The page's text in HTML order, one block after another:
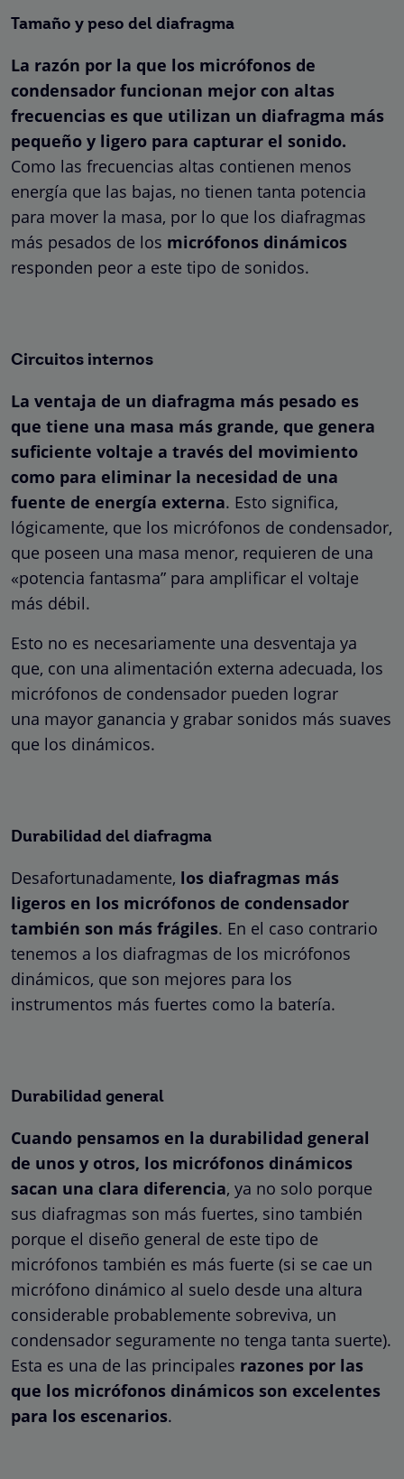
Tamaño y peso del diafragma
La razón por la que los micrófonos de
condensador funcionan mejor con altas
frecuencias es que utilizan un diafragma más
pequeño y ligero para capturar el sonido.
Como las frecuencias altas contienen menos
energía que las bajas, no tienen tanta potencia
para mover la masa, por lo que los diafragmas
más pesados ​​de los micrófonos dinámicos
responden peor a este tipo de sonidos.
Circuitos internos
La ventaja de un diafragma más pesado es
que tiene una masa más grande, que genera
suficiente voltaje a través del movimiento
como para eliminar la necesidad de una
fuente de energía externa. Esto significa,
lógicamente, que los micrófonos de condensador,
que poseen una masa menor, requieren de una
«potencia fantasma” para amplificar el voltaje
más débil.
Esto no es necesariamente una desventaja ya
que, con una alimentación externa adecuada, los
micrófonos de condensador pueden lograr
una mayor ganancia y grabar sonidos más suaves
que los dinámicos.
Durabilidad del diafragma
Desafortunadamente, los diafragmas más
ligeros en los micrófonos de condensador
también son más frágiles. En el caso contrario
tenemos a los diafragmas de los micrófonos
dinámicos, que son mejores para los
instrumentos más fuertes como la batería.
Durabilidad general
Cuando pensamos en la durabilidad general
de unos y otros, los micrófonos dinámicos
sacan una clara diferencia, ya no solo porque
sus diafragmas son más fuertes, sino también
porque el diseño general de este tipo de
micrófonos también es más fuerte (si se cae un
micrófono dinámico al suelo desde una altura
considerable probablemente sobreviva, un
condensador seguramente no tenga tanta suerte).
Esta es una de las principales razones por las
que los micrófonos dinámicos son excelentes
para los escenarios.